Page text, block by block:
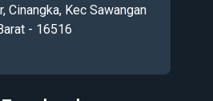
Cinangka, Kec Sawangan
- 16516